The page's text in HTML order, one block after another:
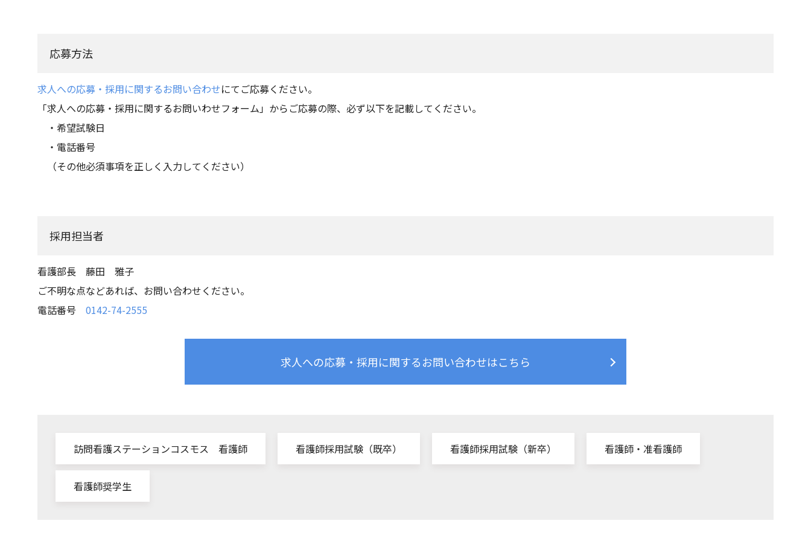
応募方法
求人への応募・採用に関するお問い合わせにてご応募ください。
「求人への応募・採用に関するお問いわせフォーム」からご応募の際、必ず以下を記載してください。
・希望試験日
・電話番号
（その他必須事項を正しく入力してください）
採用担当者
看護部長 藤田 雅子
ご不明な点などあれば、お問い合わせください。
電話番号 0142-74-2555
求人への応募・採用に関するお問い合わせはこちら
訪問看護ステーションコスモス 看護師 看護師採用試験（既卒） 看護師採用試験（新卒） 看護師・准看護師
看護師奨学生